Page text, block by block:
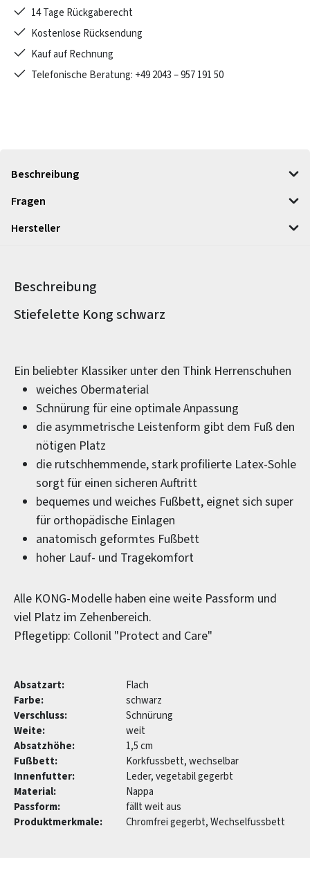
14 Tage Rückgaberecht
Kostenlose Rücksendung
Kauf auf Rechnung
Telefonische Beratung: +49 2043 – 957 191 50
Beschreibung
Fragen
Hersteller
Beschreibung
Produktinformationen
Stiefelette Kong schwarz
Ein beliebter Klassiker unter den Think Herrenschuhen
weiches Obermaterial
Schnürung für eine optimale Anpassung
die asymmetrische Leistenform gibt dem Fuß den
nötigen Platz
die rutschhemmende, stark profilierte Latex-Sohle
sorgt für einen sicheren Auftritt
bequemes und weiches Fußbett, eignet sich super
für orthopädische Einlagen
anatomisch geformtes Fußbett
hoher Lauf- und Tragekomfort
Alle KONG-Modelle haben eine weite Passform und
viel Platz im Zehenbereich.
Pflegetipp: Collonil "Protect and Care"
Absatzart:
Flach
Farbe:
schwarz
Verschluss:
Schnürung
Weite:
weit
Absatzhöhe:
1,5 cm
Fußbett:
Korkfussbett, wechselbar
Innenfutter:
Leder, vegetabil gegerbt
Material:
Nappa
Passform:
fällt weit aus
Produktmerkmale:
Chromfrei gegerbt, Wechselfussbett